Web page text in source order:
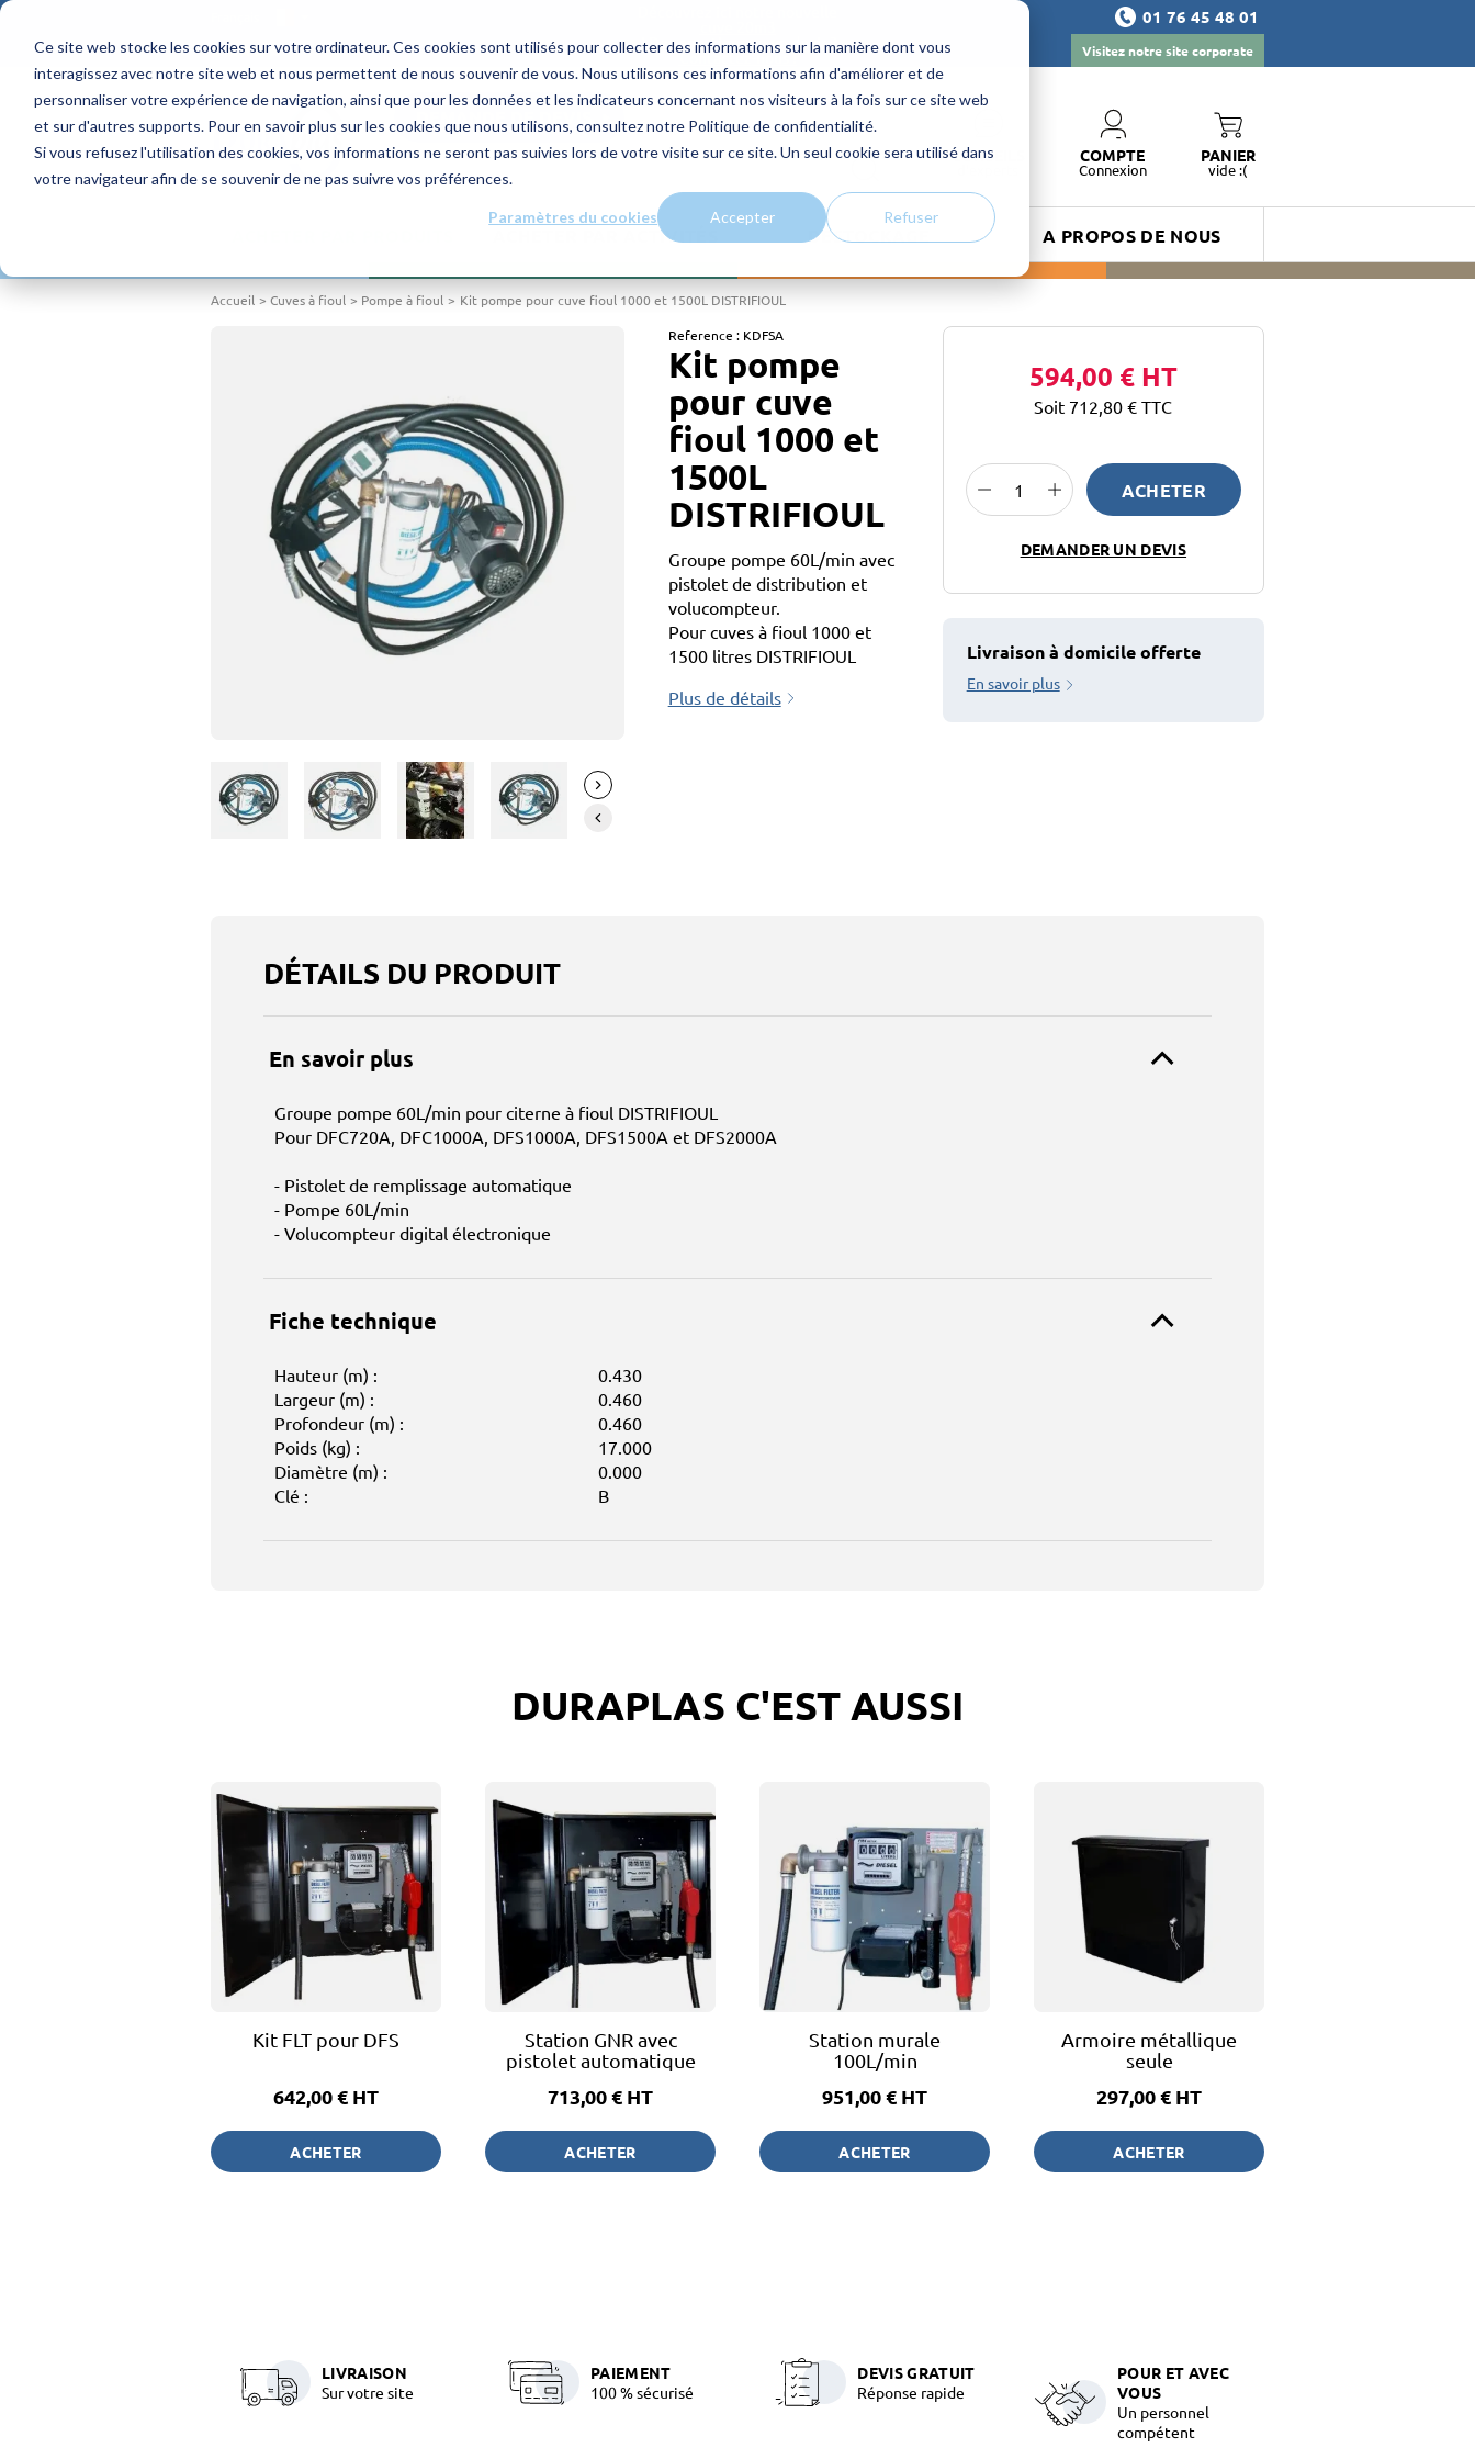
Ce site web stocke les cookies sur votre ordinateur. Ces cookies sont utilisés pour collecter des informations sur la manière dont vous
interagissez avec notre site web et nous permettent de nous souvenir de vous. Nous utilisons ces informations afin d'améliorer et de
personnaliser votre expérience de navigation, ainsi que pour les données et les indicateurs concernant nos visiteurs à la fois sur ce site web
et sur d'autres supports. Pour en savoir plus sur les cookies que nous utilisons, consultez notre Politique de confidentialité.
Si vous refusez l'utilisation des cookies, vos informations ne seront pas suivies lors de votre visite sur ce site. Un seul cookie sera utilisé dans
votre navigateur afin de se souvenir de ne pas suivre vos préférences.
Paramètres du cookies Accepter Refuser
4.1/5 - 70 avis
! Des questions ou un devis ?
Contactez-nous !
01 76 45 48 01
Visitez notre site corporate
DEMANDE DE DEVIS
CONSEILS COMPTE
Connexion
PANIER
vide :(
ACHETER PAR ACTIVITÉS DESTOCKAGE A PROPOS DE NOUS
Accueil Cuves à fioul Pompe à fioul
Kit pompe pour cuve fioul 1000 et 1500L DISTRIFIOUL
Reference : KDFSA
Kit pompe
pour cuve
fioul 1000 et
1500L
DISTRIFIOUL
Groupe pompe 60L/min avec
pistolet de distribution et
volucompteur.
Pour cuves à fioul 1000 et
1500 litres DISTRIFIOUL
Plus de détails
594,00 € HT
Soit 712,80 €TTC
ACHETER
DEMANDER UN DEVIS
Livraison à domicile offerte
En savoir plus
DÉTAILS DU PRODUIT
En savoir plus
Groupe pompe 60L/min pour citerne à fioul DISTRIFIOUL
Pour DFC720A, DFC1000A, DFS1000A, DFS1500A et DFS2000A
- Pistolet de remplissage automatique
- Pompe 60L/min
- Volucompteur digital électronique
Fiche technique
Hauteur (m) :
0.430
Largeur (m) :
0.460
Profondeur (m) :
0.460
Poids (kg) :
17.000
Diamètre (m) :
0.000
Clé :
B
DURAPLAS C'EST AUSSI
Kit FLT pour DFS
642,00 € HT
ACHETER
Station GNR avec
pistolet automatique
713,00 € HT
ACHETER
Station murale
100L/min
951,00 € HT
ACHETER
Armoire métallique
seule
297,00 € HT
ACHETER
LIVRAISON
Sur votre site
PAIEMENT
100 % sécurisé
DEVIS GRATUIT
Réponse rapide
POUR ET AVEC
VOUS
Un personnel
compétent